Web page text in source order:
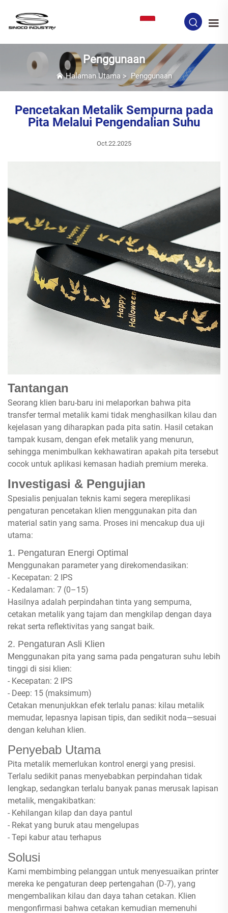
Penggunaan
Halaman Utama >Penggunaan
Pencetakan Metalik Sempurna pada
Pita Melalui Pengendalian Suhu
Oct.22.2025
Tantangan
Seorang klien baru-baru ini melaporkan bahwa pita
transfer termal metalik kami tidak menghasilkan kilau dan
kejelasan yang diharapkan pada pita satin. Hasil cetakan
tampak kusam, dengan efek metalik yang menurun,
sehingga menimbulkan kekhawatiran apakah pita tersebut
cocok untuk aplikasi kemasan hadiah premium mereka.
Investigasi & Pengujian
Spesialis penjualan teknis kami segera mereplikasi
pengaturan pencetakan klien menggunakan pita dan
material satin yang sama. Proses ini mencakup dua uji
utama:
1. Pengaturan Energi Optimal
Menggunakan parameter yang direkomendasikan:
- Kecepatan: 2 IPS
- Kedalaman: 7 (0–15)
Hasilnya adalah perpindahan tinta yang sempurna,
cetakan metalik yang tajam dan mengkilap dengan daya
rekat serta reflektivitas yang sangat baik.
2. Pengaturan Asli Klien
Menggunakan pita yang sama pada pengaturan suhu lebih
tinggi di sisi klien:
- Kecepatan: 2 IPS
- Deep: 15 (maksimum)
Cetakan menunjukkan efek terlalu panas: kilau metalik
memudar, lepasnya lapisan tipis, dan sedikit noda—sesuai
dengan keluhan klien.
Penyebab Utama
Pita metalik memerlukan kontrol energi yang presisi.
Terlalu sedikit panas menyebabkan perpindahan tidak
lengkap, sedangkan terlalu banyak panas merusak lapisan
metalik, mengakibatkan:
- Kehilangan kilap dan daya pantul
- Rekat yang buruk atau mengelupas
- Tepi kabur atau terhapus
Solusi
Kami membimbing pelanggan untuk menyesuaikan printer
mereka ke pengaturan deep pertengahan (D-7), yang
mengembalikan kilau dan daya tahan cetakan. Klien
mengonfirmasi bahwa cetakan kemudian memenuhi